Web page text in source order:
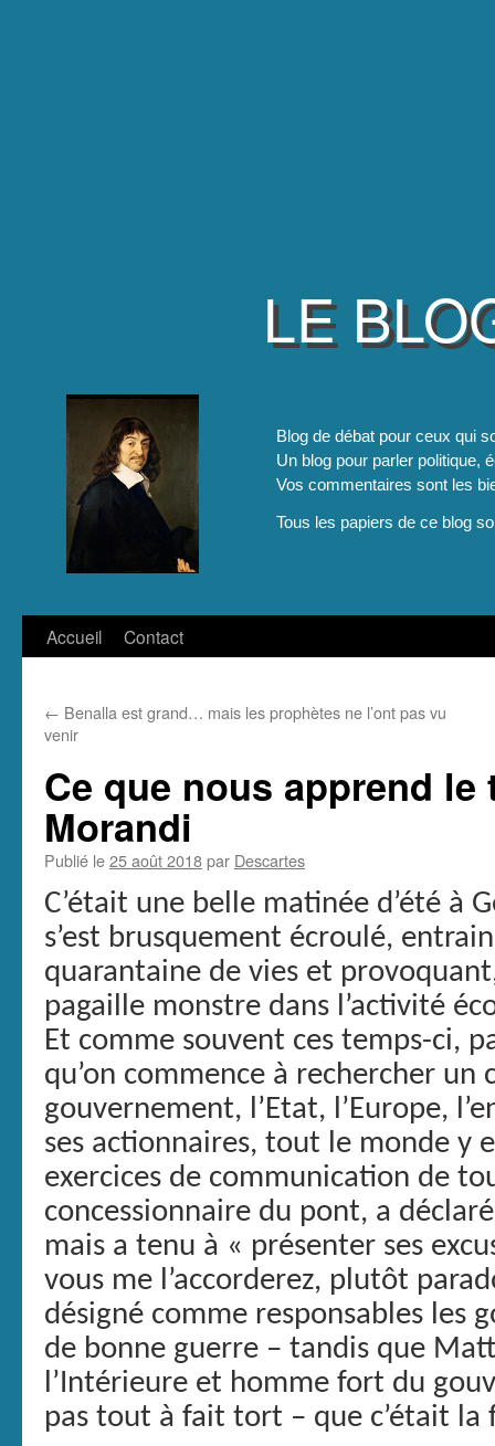
LE
Blog de débat pour ceux qui
Un blog pour parler politique,
Vos commentaires sont les
Tous les papiers de ce blog
Aller
contenu
Accueil Contact
← Benalla est grand… mais les prophètes ne l’ont pas vu
venir
Ce que nous apprend
Morandi
Publié le25 août 2018par Descartes
C’était une belle matinée d’été à
s’est brusquement écroulé,
quarantaine de vies et
pagaille monstre dans l’activité
Et comme souvent ces temps-ci,
qu’on commence à rechercher un
gouvernement, l’Etat, l’Europe,
ses actionnaires, tout le monde y
exercices de communication de
concessionnaire du pont, a
mais a tenu à « présenter ses
vous me l’accorderez, plutôt
désigné comme responsables les
de bonne guerre – tandis que
l’Intérieure et homme fort du
pas tout à fait tort – que c’était la